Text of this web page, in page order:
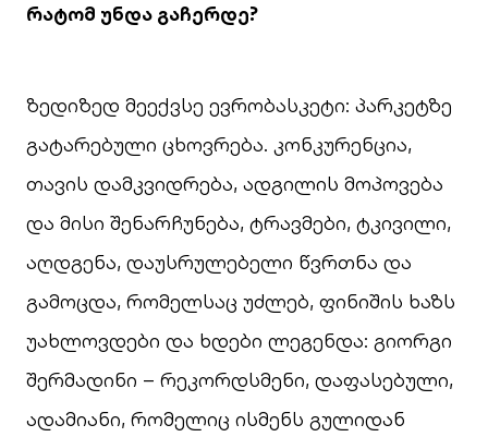
რატომ უნდა გაჩერდე?
ზედიზედ მეექვსე ევრობასკეტი: პარკეტზე
გატარებული ცხოვრება. კონკურენცია,
თავის დამკვიდრება, ადგილის მოპოვება
და მისი შენარჩუნება, ტრავმები, ტკივილი,
აღდგენა, დაუსრულებელი წვრთნა და
გამოცდა, რომელსაც უძლებ, ფინიშის ხაზს
უახლოვდები და ხდები ლეგენდა: გიორგი
შერმადინი – რეკორდსმენი, დაფასებული,
ადამიანი, რომელიც ისმენს გულიდან